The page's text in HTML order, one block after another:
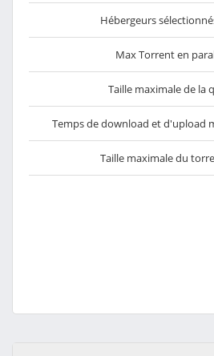
Hébergeurs
Max Torrent en
Taille maximale de la
Temps de download et d'upload
Taille maximale du